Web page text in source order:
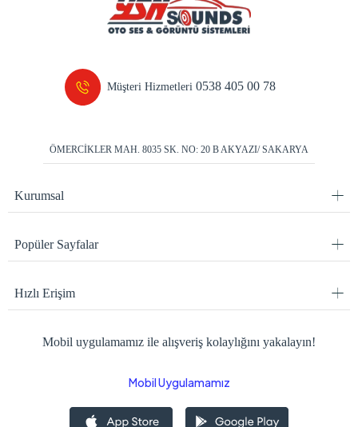
Müşteri Hizmetleri0538 405 00 78
ÖMERCİKLER MAH. 8035 SK. NO: 20 B AKYAZI/ SAKARYA
Kurumsal
Popüler Sayfalar
Hızlı Erişim
Mobil uygulamamız ile alışveriş kolaylığını yakalayın!
Mobil Uygulamamız